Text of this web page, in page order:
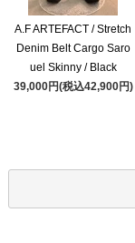
A.F ARTEFACT / Stretch
Denim Belt Cargo Saro
uel Skinny / Black
39,000円(税込42,900円)